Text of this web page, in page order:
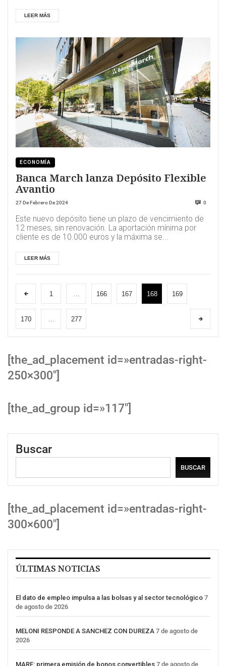
LEER MÁS
ECONOMÍA
Banca March lanza Depósito Flexible
Avantio
27 De Febrero De 2024 0
Este nuevo depósito tiene un plazo de vencimiento de
12 meses, sin renovación. La aportación mínima por
cliente es de 10.000 euros y la máxima se...
LEER MÁS
1 166 167 168 169
170 277
[the_ad_placement id=»entradas-right-
250×300″]
[the_ad_group id=»117″]
Buscar
BUSCAR
[the_ad_placement id=»entradas-right-
300×600″]
ÚLTIMAS NOTICIAS
El dato de empleo impulsa a las bolsas y al sector tecnológico 7
de agosto de 2026
MELONI RESPONDE A SANCHEZ CON DUREZA 7 de agosto de
2026
MARF: primera emisión de bonos convertibles 7 de agosto de